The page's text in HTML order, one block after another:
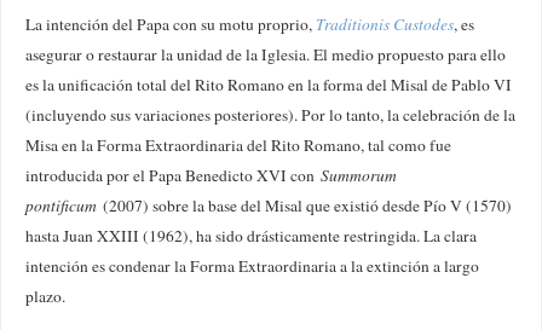
La intención del Papa con su motu proprio, Traditionis Custodes, es
asegurar o restaurar la unidad de la Iglesia. El medio propuesto para ello
es la unificación total del Rito Romano en la forma del Misal de Pablo VI
(incluyendo sus variaciones posteriores). Por lo tanto, la celebración de la
Misa en la Forma Extraordinaria del Rito Romano, tal como fue
introducida por el Papa Benedicto XVI conSummorum
pontificum (2007) sobre la base del Misal que existió desde Pío V (1570)
hasta Juan XXIII (1962), ha sido drásticamente restringida. La clara
intención es condenar la Forma Extraordinaria a la extinción a largo
plazo.